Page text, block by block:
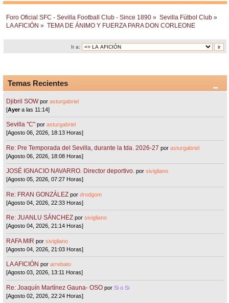
Foro Oficial SFC - Sevilla Football Club - Since 1890 » Sevilla Fútbol Club »
LA AFICIÓN » TEMA DE ÁNIMO Y FUERZA PARA DON CORLEONE
Ir a:
Temas Recientes
Djibril SOW porasturgabriel
[Ayera las 11:14]
Sevilla "C"porasturgabriel
[Agosto 06, 2026, 18:13 Horas]
Re: Pre Temporada del Sevilla, durante la tda. 2026-27 porasturgabriel
[Agosto 06, 2026, 18:08 Horas]
JOSÉ IGNACIO NAVARRO. Director deportivo. porsivigliano
[Agosto 05, 2026, 07:27 Horas]
Re: FRAN GONZÁLEZ pordrodgom
[Agosto 04, 2026, 22:33 Horas]
Re: JUANLU SÁNCHEZ porsivigliano
[Agosto 04, 2026, 21:14 Horas]
RAFA MIR porsivigliano
[Agosto 04, 2026, 21:03 Horas]
LA AFICIÓN porarrebato
[Agosto 03, 2026, 13:11 Horas]
Re: Joaquín Martínez Gauna- OSO porSi o Si
[Agosto 02, 2026, 22:24 Horas]